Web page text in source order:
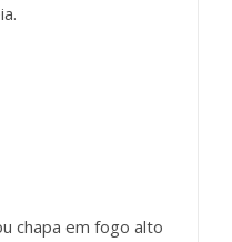
chapa em fogo alto